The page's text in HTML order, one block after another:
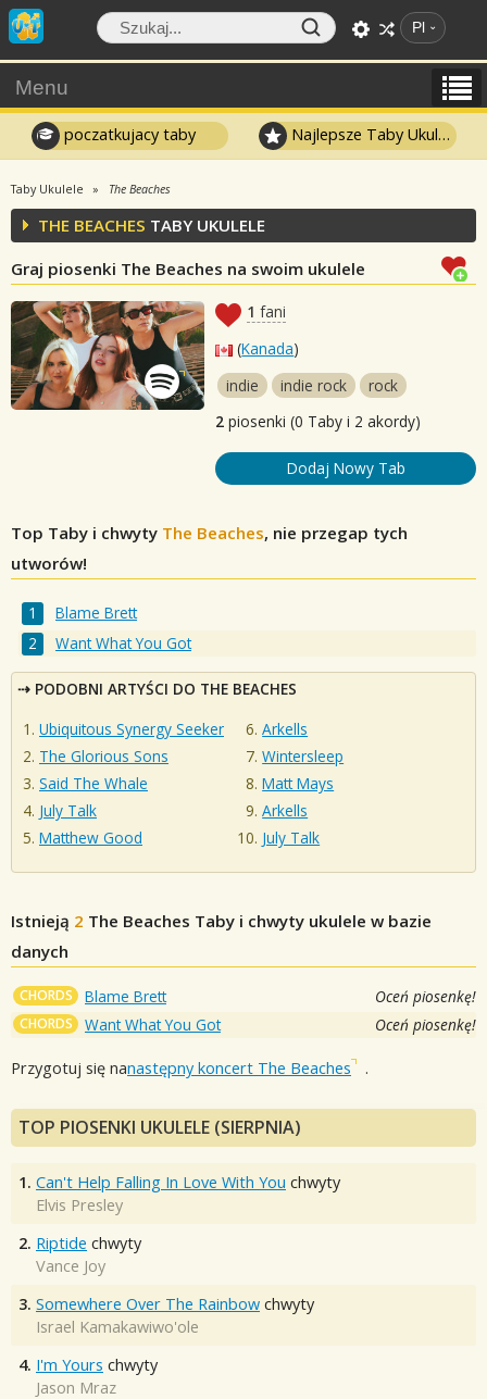
Pl
Menu
poczatkujacy taby Najlepsze Taby Ukulele
Taby Ukulele The Beaches
THE BEACHES TABY UKULELE
Graj piosenki The Beaches na swoim ukulele
1 fani
(Kanada)
indie
indie rock
rock
2 piosenki (0 Taby i 2 akordy)
Dodaj Nowy Tab
Top Taby i chwyty The Beaches, nie przegap tych
utworów!
Blame Brett
Want What You Got
PODOBNI ARTYŚCI DO THE BEACHES
Ubiquitous Synergy Seeker
The Glorious Sons
Said The Whale
July Talk
Matthew Good
Arkells
Wintersleep
Matt Mays
Arkells
July Talk
Istnieją 2 The Beaches Taby i chwyty ukulele w bazie
danych
CHORDS Blame Brett Oceń piosenkę!
CHORDS Want What You Got Oceń piosenkę!
Przygotuj się nanastępny koncert The Beaches .
TOP PIOSENKI UKULELE (SIERPNIA)
1. Can't Help Falling In Love With You chwyty
Elvis Presley
2. Riptide chwyty
Vance Joy
3. Somewhere Over The Rainbow chwyty
Israel Kamakawiwo'ole
4. I'm Yours chwyty
Jason Mraz